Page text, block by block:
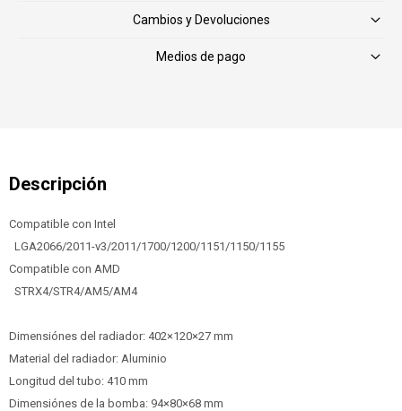
Cambios y Devoluciones
Medios de pago
Compatible con Intel
LGA2066/2011-v3/2011/1700/1200/1151/1150/1155
Compatible con AMD
STRX4/STR4/AM5/AM4
Dimensiónes del radiador: 402×120×27 mm
Material del radiador: Aluminio
Longitud del tubo: 410 mm
Dimensiónes de la bomba: 94×80×68 mm